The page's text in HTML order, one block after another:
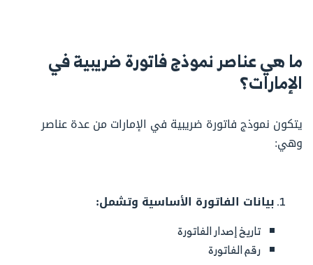
ما هي عناصر نموذج فاتورة ضريبية في
الإمارات؟
يتكون نموذج فاتورة ضريبية في الإمارات من عدة عناصر
وهي:
بيانات الفاتورة الأساسية وتشمل:
تاريخ إصدار الفاتورة
رقم الفاتورة